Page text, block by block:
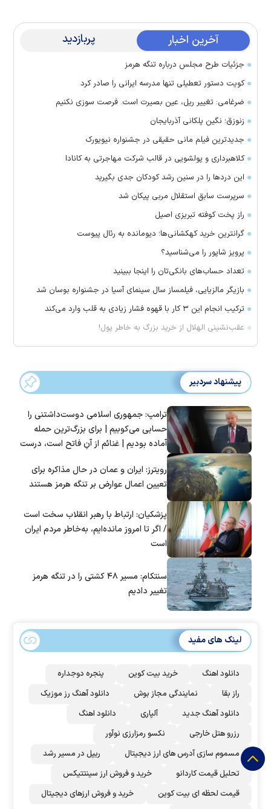
آخرین اخبار پربازدید
جزئیات طرح مجلس درباره تنگه هرمز
کویت دستور تعطیلی تنها مدرسه ایرانی را صادر کرد
ضرغامی: تغییر ریل، عین بصیرت است. فرصت سوزی نکنیم
زنوزق؛ نگین پلکانی آذربایجان
جدیدترین فیلم مانی حقیقی در جشنواره نیویورک
کلاهبرداری و پولشویی در قالب شرکت مهاجرتی به کانادا
این درد‌ها را در سنین رشد کودکان جدی بگیرید
سرپرست سابق استقلال مربی پیکان شد
راز پخت کوفته تبریزی اصیل
گرانترین خرید کهکشانی‌ها؛ دیومانده به رئال پیوست
پرویز شاپور را می‌شناسید؟
تعداد حساب‌های بانکی‌تان را اینجا ببینید
بازیگر مالزیایی، فیلمساز سال سینمای آسیا در جشنواره بوسان شد
ترکیب انجام این ۳ کار با قهوه فشار زیادی به قلب وارد می‌کند
عقب‌نشینی الهلال از خرید بزرگ به خاطر پول!
پیشنهاد سردبیر
ترامپ: جمهوری اسلامی دوست‌داشتنی را
حسابی می‌کوبیم | برای بزرگ‌ترین حمله
آماده بودیم | غنائم از آنِ فاتح است، درست
رویترز: ایران و عمان در حال مذاکره برای
تعیین اعمال عوارض بر تنگه هرمز هستند
پزشکیان: ارتباط با رهبر انقلاب سخت است
/ اگر تا امروز مانده‌ایم، به‌خاطر مردم ایران
است
سنتکام: مسیر ۴۸ کشتی را در تنگه هرمز
تغییر دادیم
لینک های مفید
دانلود اهنگ خرید بیت کوین
پنجره دوجداره
راز بقا
نمایندگی مجاز بوش
دانلود آهنگ رز‌ موزیک
دانلود آهنگ جدید
آلپاری
دانلود اهنگ
رزرو هتل خارجی
نکسو رمزارزی نوآور
مسموم سازی آدرس های ارز دیجیتال
ریپل در مسیر رشد
تحلیل قیمت کاردانو
خرید و فروش ارز سینتتیکس
قیمت لحظه ای بیت کوین
خرید و فروش ارزهای دیجیتال